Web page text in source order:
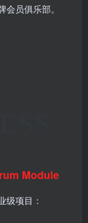
会员俱乐部。
Module
级项目：